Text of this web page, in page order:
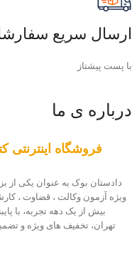
ارسال سریع
با پست پیشتاز
درباره ی ما
فروشگاه
دادستان بوک به عنوان یکی از
ویژه آزمون وکالت ، قضاوت ،
بیش از یک دهه تجربه، با
تهران، تخفیف های ویژه و